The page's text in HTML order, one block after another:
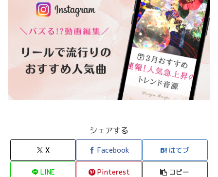
シェアする
X Facebook はてブ
LINE Pinterest コピー